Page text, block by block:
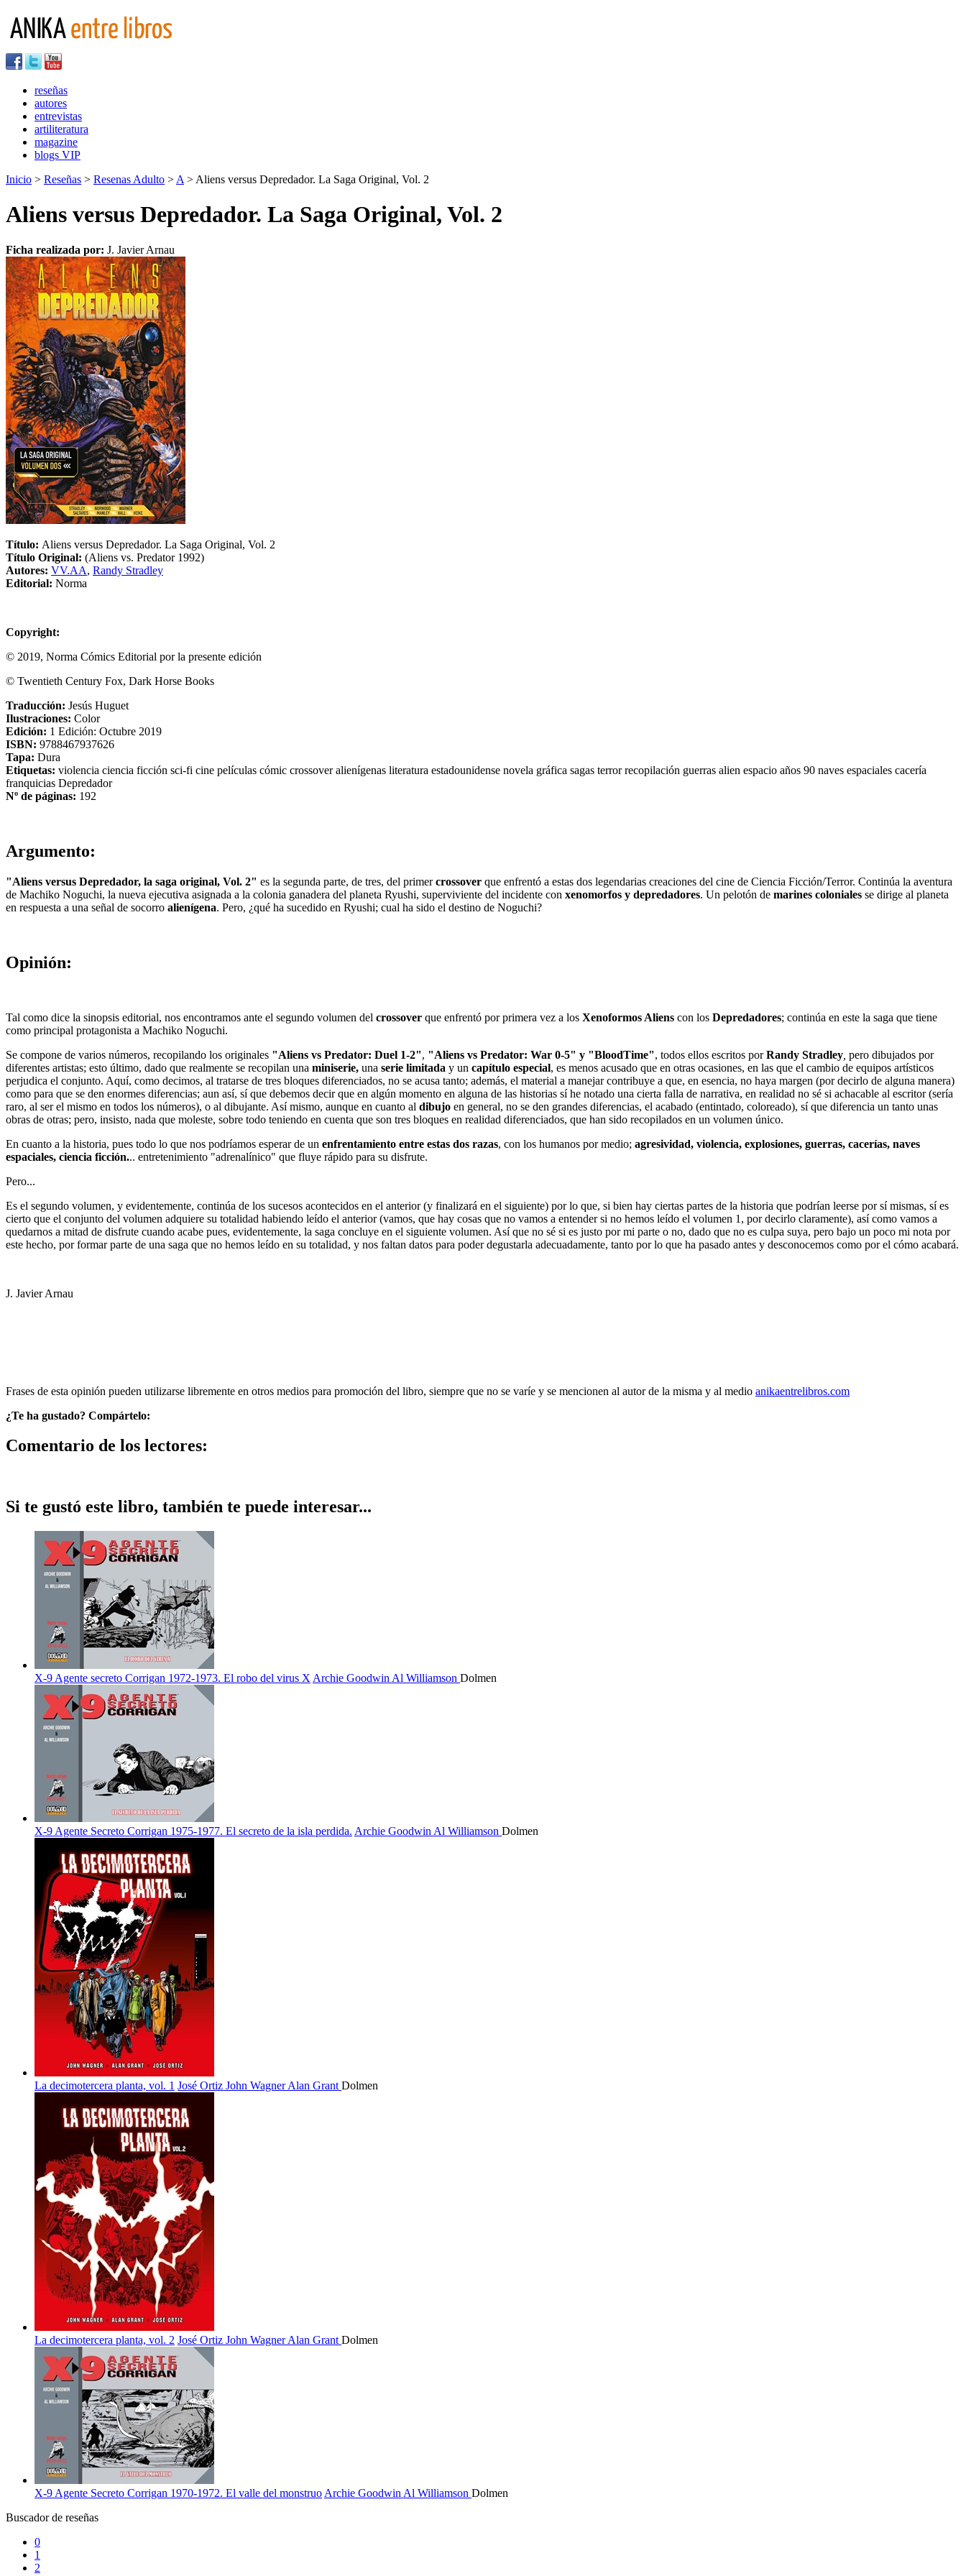
reseñas
autores
entrevistas
artiliteratura
magazine
blogs VIP
Inicio > Reseñas > Resenas Adulto > A > Aliens versus Depredador. La Saga Original, Vol. 2
Aliens versus Depredador. La Saga Original, Vol. 2
Ficha realizada por: J. Javier Arnau
Título: Aliens versus Depredador. La Saga Original, Vol. 2
Título Original: (Aliens vs. Predator 1992)
Autores: VV.AA, Randy Stradley
Editorial: Norma
Copyright:
© 2019, Norma Cómics Editorial por la presente edición
© Twentieth Century Fox, Dark Horse Books
Traducción: Jesús Huguet
Ilustraciones: Color
Edición: 1 Edición: Octubre 2019
ISBN: 9788467937626
Tapa: Dura
Etiquetas: violencia ciencia ficción sci-fi cine películas cómic crossoveralienígenas literatura estadounidense novela gráfica sagas terrorrecopilación guerras alien espacio años 90 naves espaciales cacería
franquicias Depredador
Nº de páginas: 192
Argumento:
"Aliens versus Depredador, la saga original, Vol. 2" es la segunda parte, de tres, del primercrossover que enfrentó a estas dos legendarias creaciones del cine de Ciencia Ficción/Terror. Continúa la aventura
de Machiko Noguchi, la nueva ejecutiva asignada a la colonia ganadera del planeta Ryushi, superviviente del incidente con xenomorfos y depredadores. Un pelotón de marines coloniales se dirige al planeta
en respuesta a una señal de socorro alienígena. Pero, ¿qué ha sucedido en Ryushi; cual ha sido el destino de Noguchi?
Opinión:
Tal como dice la sinopsis editorial, nos encontramos ante el segundo volumen del crossover que enfrentó por primera vez a los Xenoformos Aliens con los Depredadores; continúa en este la saga que tiene
como principal protagonista a Machiko Noguchi.
Se compone de varios números, recopilando los originales "Aliens vs Predator: Duel 1-2", "Aliens vs Predator: War 0-5" y "BloodTime", todos ellos escritos porRandy Stradley pero dibujados por
diferentes artistas; esto último, dado que realmente se recopilan una miniserie, una serie limitada y un capítulo especial, es menos acusado que en otras ocasiones, en las que el cambio de equipos artísticos
perjudica el conjunto. Aquí, como decimos, al tratarse de tres bloques diferenciados, no se acusa tanto; además, el material a manejar contribuye a que, en esencia, no haya margen (por decirlo de alguna manera)
como para que se den enormes diferencias; aun así, sí que debemos decir que en algún momento en alguna de las historias sí he notado una cierta falla de narrativa, en realidad no sé si achacable al escritor (sería
raro, al ser el mismo en todos los números), o al dibujante. Así mismo, aunque en cuanto al dibujo en general, no se den grandes diferencias, el acabado (entintado, coloreado), sí que diferencia un tanto unas
obras de otras; pero, insisto, nada que moleste, sobre todo teniendo en cuenta que son tres bloques en realidad diferenciados, que han sido recopilados en un volumen único.
En cuanto a la historia, pues todo lo que nos podríamos esperar de un enfrentamiento entre estas dos razas, con los humanos por medio; agresividad, violencia, explosiones, guerras, cacerías, naves
espaciales, ciencia ficción... entretenimiento "adrenalínico" que fluye rápido para su disfrute.
Pero...
Es el segundo volumen, y evidentemente, continúa de los sucesos acontecidos en el anterior (y finalizará en el siguiente) por lo que, si bien hay ciertas partes de la historia que podrían leerse por sí mismas, sí es
cierto que el conjunto del volumen adquiere su totalidad habiendo leído el anterior (vamos, que hay cosas que no vamos a entender si no hemos leído el volumen 1, por decirlo claramente), así como vamos a
quedarnos a mitad de disfrute cuando acabe pues, evidentemente, la saga concluye en el siguiente volumen. Así que no sé si es justo por mi parte o no, dado que no es culpa suya, pero bajo un poco mi nota por
este hecho, por formar parte de una saga que no hemos leído en su totalidad, y nos faltan datos para poder degustarla adecuadamente, tanto por lo que ha pasado antes y desconocemos como por el cómo acabará.
J. Javier Arnau
Frases de esta opinión pueden utilizarse libremente en otros medios para promoción del libro, siempre que no se varíe y se mencionen al autor de la misma y al medio anikaentrelibros.com
¿Te ha gustado? Compártelo:
Comentario de los lectores:
Si te gustó este libro, también te puede interesar...
X-9 Agente secreto Corrigan 1972-1973. El robo del virus X Archie Goodwin Al Williamson Dolmen
X-9 Agente Secreto Corrigan 1975-1977. El secreto de la isla perdida. Archie Goodwin Al Williamson Dolmen
La decimotercera planta, vol. 1 José Ortiz John WagnerAlan Grant Dolmen
La decimotercera planta, vol. 2 José Ortiz John WagnerAlan Grant Dolmen
X-9 Agente Secreto Corrigan 1970-1972. El valle del monstruo Archie Goodwin Al Williamson Dolmen
Buscador de reseñas
0
1
2